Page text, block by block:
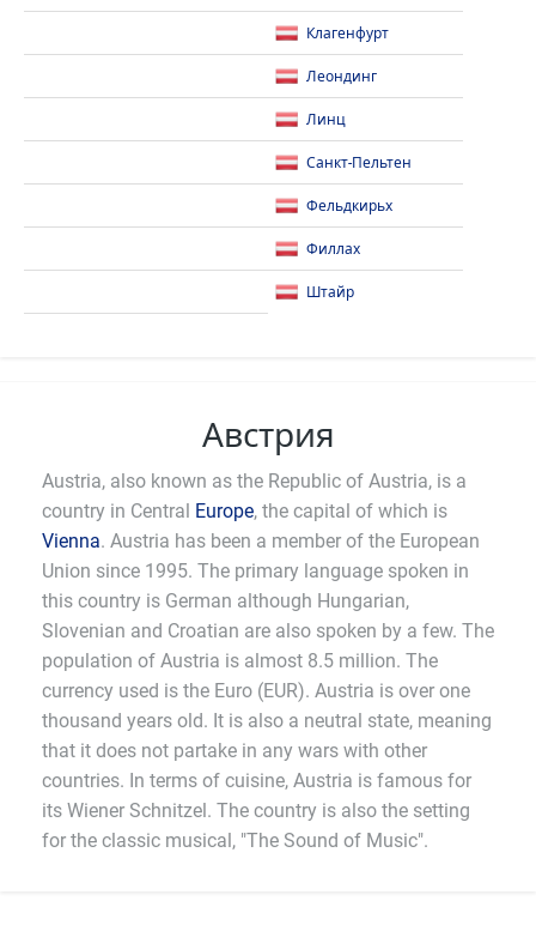
Клагенфурт
Леондинг
Линц
Санкт-Пельтен
Фельдкирьх
Филлах
Штайр
Австрия
Austria, also known as the Republic of Austria, is a
country in Central Europe, the capital of which is
Vienna. Austria has been a member of the European
Union since 1995. The primary language spoken in
this country is German although Hungarian,
Slovenian and Croatian are also spoken by a few. The
population of Austria is almost 8.5 million. The
currency used is the Euro (EUR). Austria is over one
thousand years old. It is also a neutral state, meaning
that it does not partake in any wars with other
countries. In terms of cuisine, Austria is famous for
its Wiener Schnitzel. The country is also the setting
for the classic musical, "The Sound of Music".